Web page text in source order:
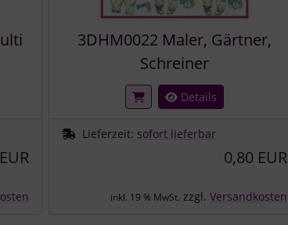
3DHM0022 Maler, Gärtner,
Schreiner
Details
Lieferzeit: sofort lieferbar
0,80 EUR
inkl. 19 % MwSt. zzgl. Versandkosten